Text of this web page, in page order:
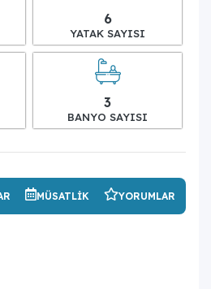
6
YATAK SAYISI
3
BANYO SAYISI
MÜSATLIK YORUMLAR